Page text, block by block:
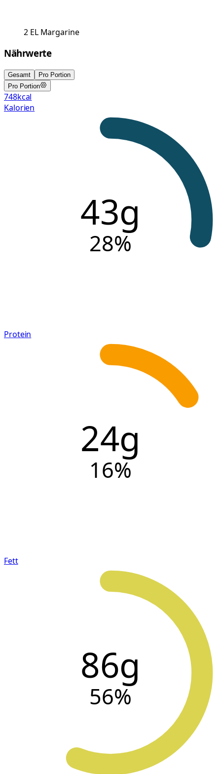
2 EL Margarine
Nährwerte
Gesamt
Pro Portion
Pro Portion
748kcal
Kalorien
43g
28%
Protein
24g
16%
Fett
86g
56%